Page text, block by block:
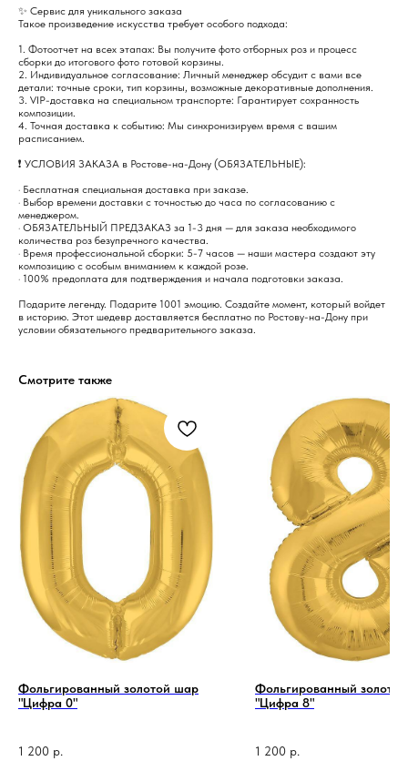
✨ Сервис для уникального заказа
Такое произведение искусства требует особого подхода:
1. Фотоотчет на всех этапах: Вы получите фото отборных роз и процесс
сборки до итогового фото готовой корзины.
2. Индивидуальное согласование: Личный менеджер обсудит с вами все
детали: точные сроки, тип корзины, возможные декоративные дополнения.
3. VIP-доставка на специальном транспорте: Гарантирует сохранность
композиции.
4. Точная доставка к событию: Мы синхронизируем время с вашим
расписанием.
❗️ УСЛОВИЯ ЗАКАЗА в Ростове-на-Дону (ОБЯЗАТЕЛЬНЫЕ):
· Бесплатная специальная доставка при заказе.
· Выбор времени доставки с точностью до часа по согласованию с
менеджером.
· ОБЯЗАТЕЛЬНЫЙ ПРЕДЗАКАЗ за 1-3 дня — для заказа необходимого
количества роз безупречного качества.
· Время профессиональной сборки: 5-7 часов — наши мастера создают эту
композицию с особым вниманием к каждой розе.
· 100% предоплата для подтверждения и начала подготовки заказа.
Подарите легенду. Подарите 1001 эмоцию. Создайте момент, который войдет
в историю. Этот шедевр доставляется бесплатно по Ростову-на-Дону при
условии обязательного предварительного заказа.
Смотрите также
Фольгированный золотой шар
"Цифра 0"
1 200 р.
Фольгированный
"Цифра 8"
1 200 р.
1 код —